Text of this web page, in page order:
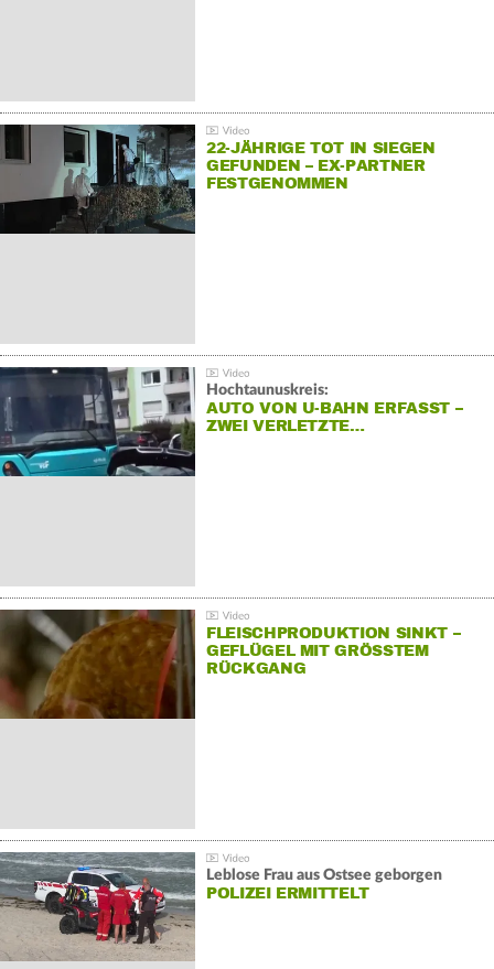
22-JÄHRIGE TOT IN SIEGEN
GEFUNDEN – EX-PARTNER
FESTGENOMMEN
Hochtaunuskreis:
AUTO VON U-BAHN ERFASST –
ZWEI VERLETZTE…
FLEISCHPRODUKTION SINKT –
GEFLÜGEL MIT GRÖSSTEM R
ÜCKGANG
Leblose Frau aus Ostsee geborgen
POLIZEI ERMITTELT